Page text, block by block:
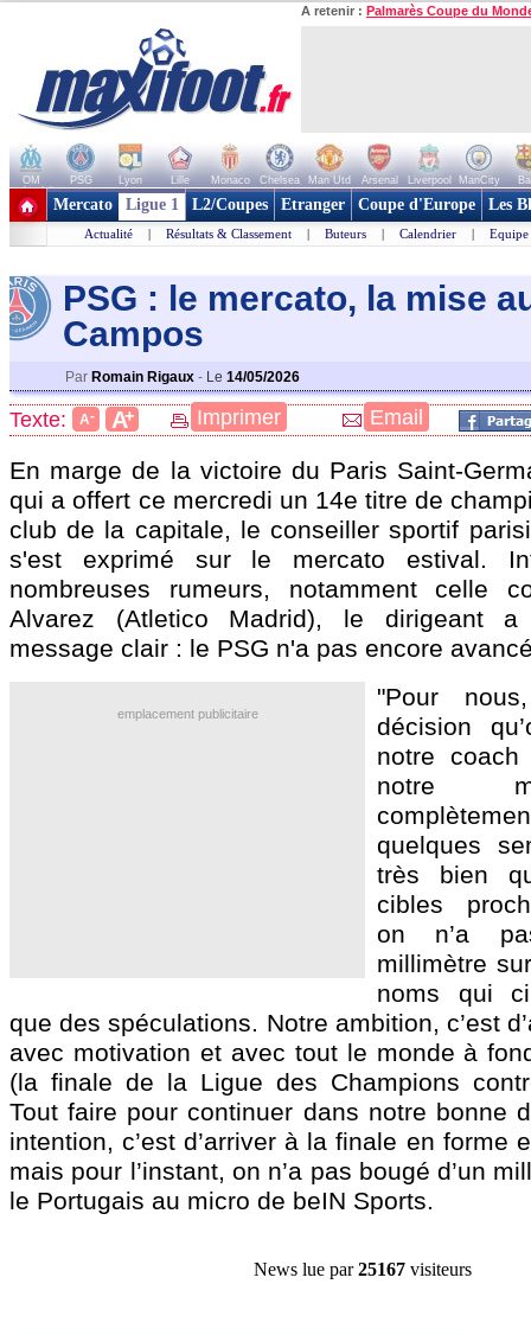
A retenir : Palmarès Coupe du
OM PSG Lyon Lille Monaco Chelsea Man Utd Arsenal Liverpool ManCity
+ de clubs
Mercato Ligue 1 L2/Coupes Etranger Coupe d'Europe Les
Actualité | Résultats & Classement | Buteurs | Calendrier | Equipe
PSG : le mercato, la mise
Campos
Par Romain Rigaux - Le 14/05/2026
Texte: A- A+ Imprimer Email
En marge de la victoire du Paris Saint-
qui a offert ce mercredi un 14e titre de
club de la capitale, le conseiller sportif
s'est exprimé sur le mercato estival.
nombreuses rumeurs, notamment celle
Alvarez (Atletico Madrid), le dirigeant
message clair : le PSG n'a pas encore
emplacement publicitaire
"Pour
décision
notre
notre
quelques
très bien
cibles
on n’a
millimètre
noms qui
que des spéculations. Notre ambition, c’est
avec motivation et avec tout le monde à
(la finale de la Ligue des Champions
Tout faire pour continuer dans notre bonne
intention, c’est d’arriver à la finale en forme
mais pour l’instant, on n’a pas bougé d’un
le Portugais au micro de beIN Sports.
News lue par25167 visiteurs